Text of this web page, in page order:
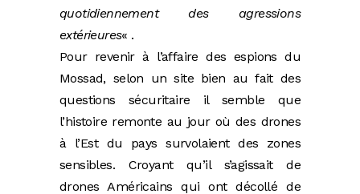
quotidiennement des agressions
extérieures« .
Pour revenir à l’affaire des espions du
Mossad, selon un site bien au fait des
questions sécuritaire il semble que
l’histoire remonte au jour où des drones
à l’Est du pays survolaient des zones
sensibles. Croyant qu’il s’agissait de
drones Américains qui ont décollé de